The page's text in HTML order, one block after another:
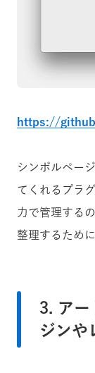
https://
シンボルペー
てくれるプラ
力で管理する
整理するため
3. アー
ジンや